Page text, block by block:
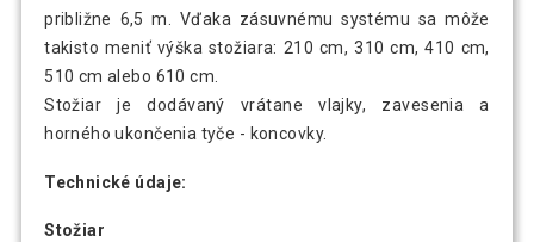
približne 6,5 m. Vďaka zásuvnému systému sa môže
takisto meniť výška stožiara: 210 cm, 310 cm, 410 cm,
510 cm alebo 610 cm.
Stožiar je dodávaný vrátane vlajky, zavesenia a
horného ukončenia tyče - koncovky.
Technické údaje:
Stožiar